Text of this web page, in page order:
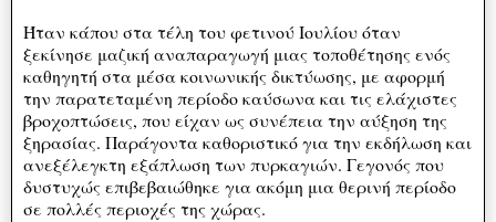
Ήταν κάπου στα τέλη του φετινού Ιουλίου όταν
ξεκίνησε μαζική αναπαραγωγή μιας τοποθέτησης ενός
καθηγητή στα μέσα κοινωνικής δικτύωσης, με αφορμή
την παρατεταμένη περίοδο καύσωνα και τις ελάχιστες
βροχοπτώσεις, που είχαν ως συνέπεια την αύξηση της
ξηρασίας. Παράγοντα καθοριστικό για την εκδήλωση και
ανεξέλεγκτη εξάπλωση των πυρκαγιών. Γεγονός που
δυστυχώς επιβεβαιώθηκε για ακόμη μια θερινή περίοδο
σε πολλές περιοχές της χώρας.